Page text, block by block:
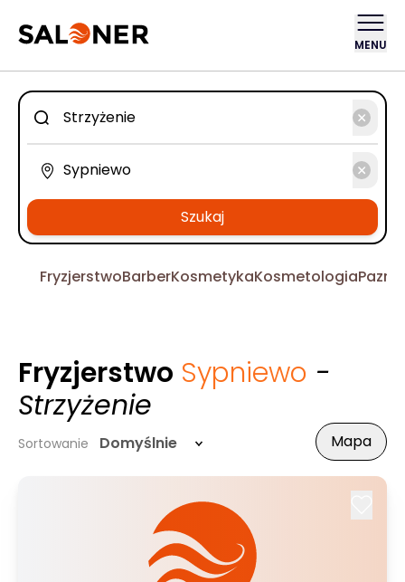
MENU
Szukaj
FryzjerstwoBarberKosmetykaKosmetologia
Fryzjerstwo Sypniewo -
Strzyżenie
Sortowanie Domyślnie Mapa